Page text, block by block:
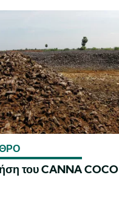
του CANNA COCO